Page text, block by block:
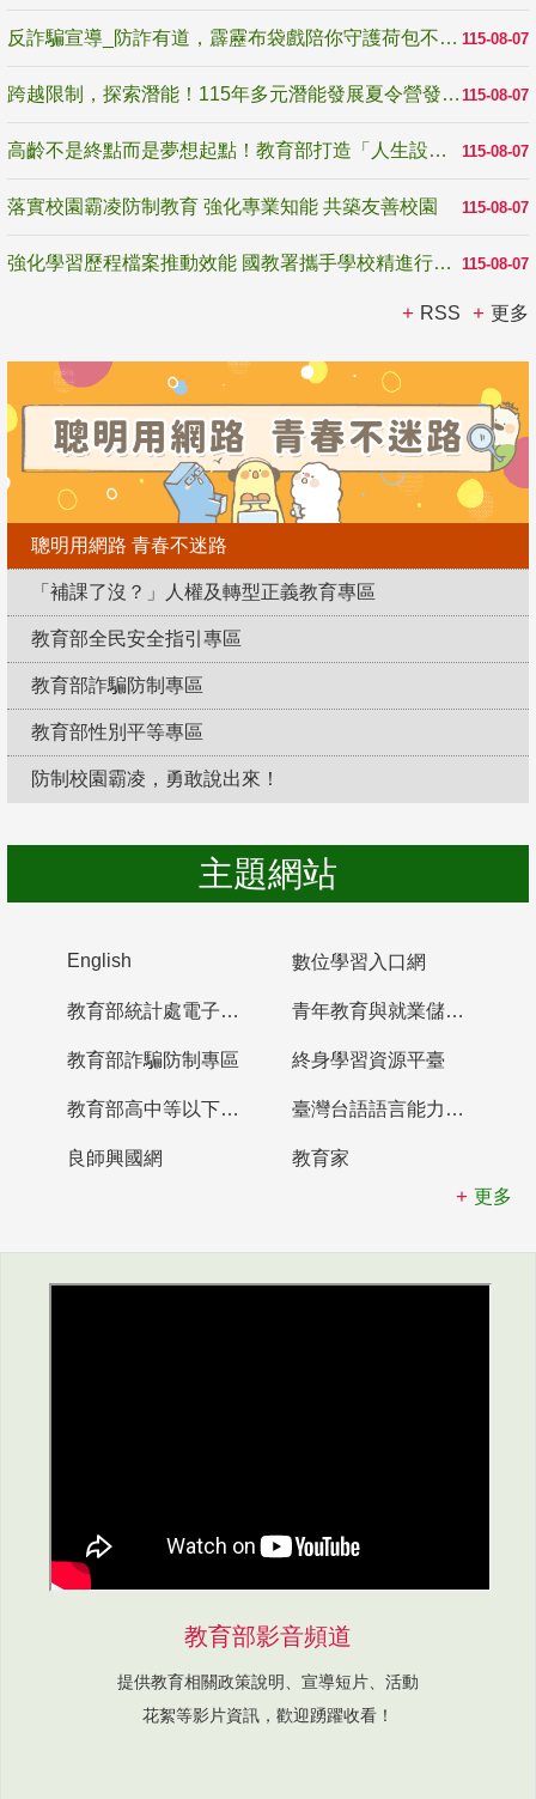
115-08-07
反詐騙宣導_防詐有道，霹靂布袋戲陪你守護荷包不受騙
115-08-07
跨越限制，探索潛能！115年多元潛能發展夏令營發掘生命無限可能
115-08-07
高齡不是終點而是夢想起點！教育部打造「人生設計夢工場」 參展第3屆高齡健康產業博覽會
115-08-07
落實校園霸凌防制教育 強化專業知能 共築友善校園
115-08-07
強化學習歷程檔案推動效能 國教署攜手學校精進行政與教學支持
RSS 更多
聰明用網路 青春不迷路
「補課了沒？」人權及轉型正義教育專區
教育部全民安全指引專區
教育部詐騙防制專區
教育部性別平等專區
防制校園霸凌，勇敢說出來！
主題網站
English 數位學習入口網
教育部統計處電子書櫃 青年教育與就業儲蓄帳戶
教育部詐騙防制專區 終身學習資源平臺
教育部高中等以下學校及幼兒園教師資格檢定考試 臺灣台語語言能力認證網站
良師興國網
教育家
更多
教育部影音頻道
提供教育相關政策說明、宣導短片、活動
花絮等影片資訊，歡迎踴躍收看！